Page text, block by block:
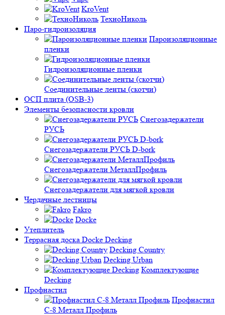
KroVent
ТехноНиколь
Паро-гидроизоляция
Пароизоляционные
пленки
Гидроизоляционные пленки
Соединительные ленты (скотчи)
ОСП плита (OSB-3)
Элементы безопасности кровли
Снегозадержатели
РУСЬ
Снегозадержатели РУСЬ D-bork
Снегозадержатели МеталлПрофиль
Снегозадержатели для мягкой кровли
Чердачные лестницы
Fakro
Docke
Утеплитель
Террасная доска Docke Decking
Decking Country
Decking Urban
Комплектующие
Decking
Профнастил
Профнастил
C-8 Металл Профиль